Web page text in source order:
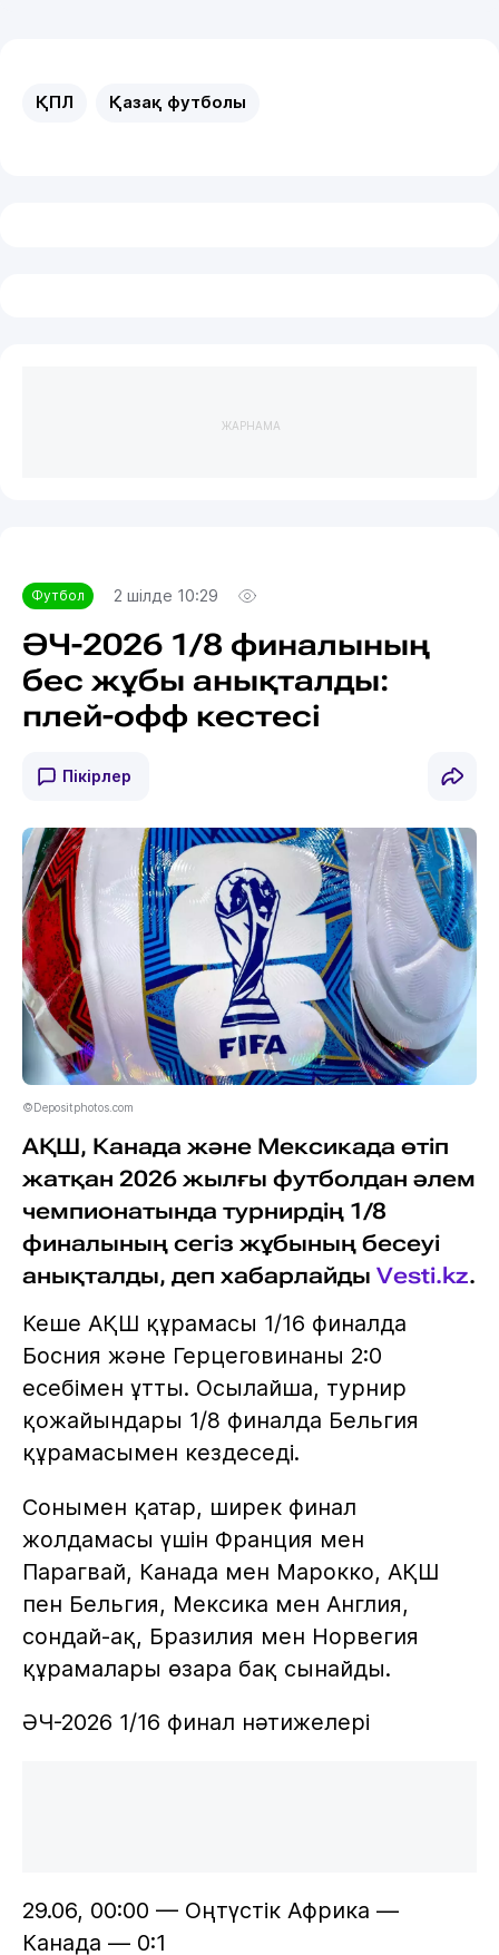
ҚПЛ Қазақ футболы
ЖАРНАМА
Футбол 2 шілде 10:29
ӘЧ-2026 1/8 финалының
бес жұбы анықталды:
плей-офф кестесі
Пікірлер
©Depositphotos.com
АҚШ, Канада және Мексикада өтіп
жатқан 2026 жылғы футболдан әлем
чемпионатында турнирдің 1/8
финалының сегіз жұбының бесеуі
анықталды, деп хабарлайды Vesti.kz.
Кеше АҚШ құрамасы 1/16 финалда
Босния және Герцеговинаны 2:0
есебімен ұтты. Осылайша, турнир
қожайындары 1/8 финалда Бельгия
құрамасымен кездеседі.
Сонымен қатар, ширек финал
жолдамасы үшін Франция мен
Парагвай, Канада мен Марокко, АҚШ
пен Бельгия, Мексика мен Англия,
сондай-ақ, Бразилия мен Норвегия
құрамалары өзара бақ сынайды.
ӘЧ-2026 1/16 финал нәтижелері
29.06, 00:00 — Оңтүстік Африка —
Канада — 0:1